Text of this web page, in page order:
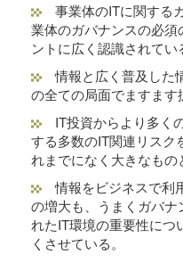
事業体のITに関する
業体のガバナンスの必
ントに広く認識されてい
情報と広く普及した
の全ての局面でますます
IT投資からより多く
する多数のIT関連リスク
れまでになく大きなもの
情報をビジネスで利
の増大も、うまくガバ
れたIT環境の重要性につ
くさせている。